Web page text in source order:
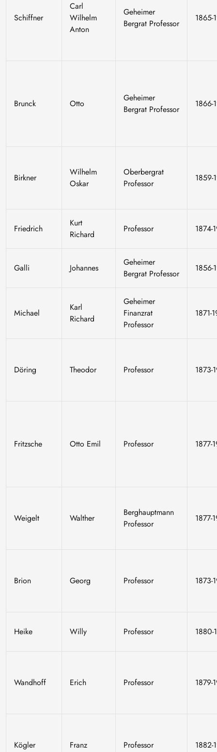
Schiffner
Carl
Wilhelm
Anton
Geheimer
Bergrat Professor
1865-
Brunck Otto
Geheimer
Bergrat Professor
1866-
Birkner
Wilhelm
Oskar
Oberbergrat
Professor
1859-
Friedrich
Kurt
Richard
Professor 1874-
Galli Johannes
Geheimer
Bergrat Professor
1856-
Michael
Karl
Richard
Geheimer
Finanzrat
Professor
1871-
Döring Theodor Professor 1873-
Fritzsche Otto Emil Professor 1877-
Weigelt Walther
Berghauptmann
Professor
1877-
Brion Georg Professor 1873-
Heike Willy Professor 1880-
Wandhoff Erich Professor 1879-
Kögler Franz Professor 1882-